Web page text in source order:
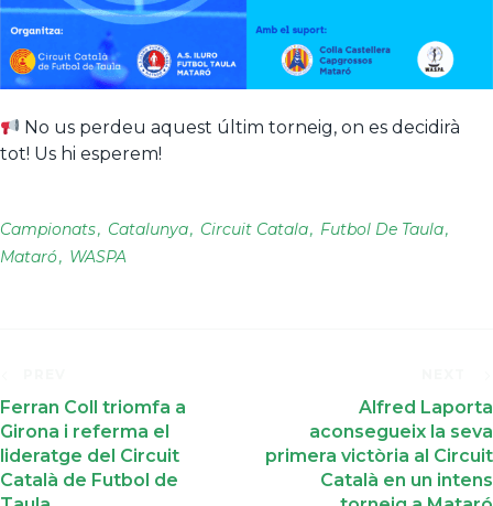
No us perdeu aquest últim torneig, on es decidirà
tot! Us hi esperem!
Campionats Catalunya Circuit Catala
Futbol De Taula
Mataró
WASPA
Ferran Coll triomfa a
Girona i referma el
lideratge del Circuit
Català de Futbol de
Alfred Laporta
aconsegueix la seva
primera victòria al Circuit
Català en un intens